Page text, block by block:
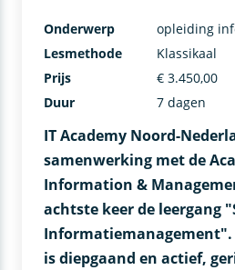
IT Academy Noord-
samenwerking met de
Information &
achtste keer de leergang
Informatiemanagement".
is diepgaand en actief,
Onderwerp
opleiding
Lesmethode
Klassikaal
Prijs
€ 3.450,00
Duur
7 dagen